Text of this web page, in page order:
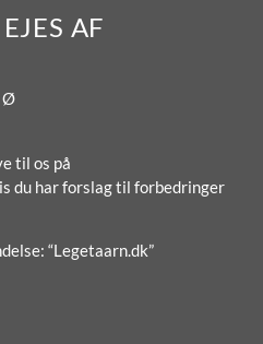
AF
Ø
til os på
du har forslag til forbedringer
“Legetaarn.dk”